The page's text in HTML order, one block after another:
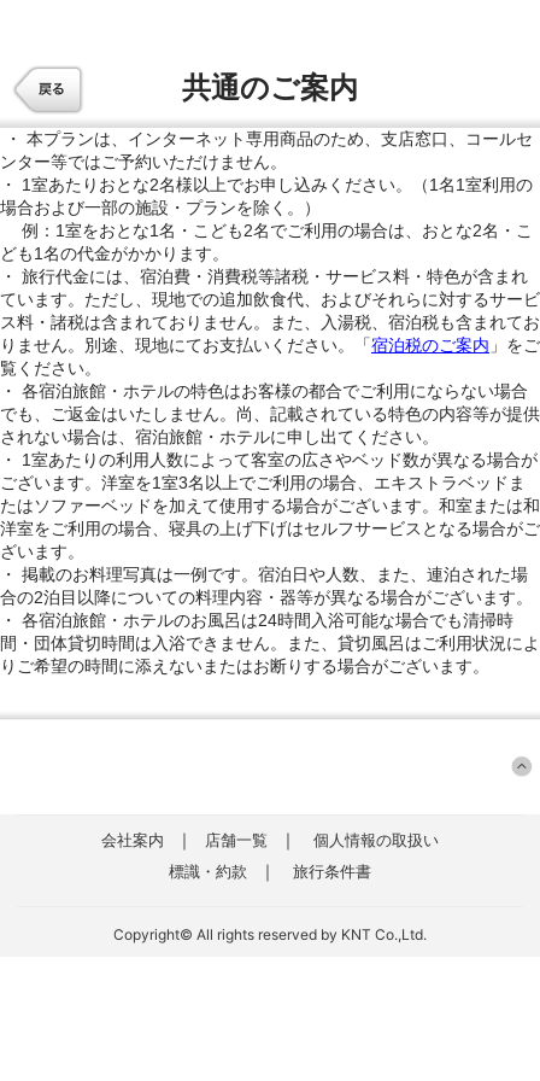
共通のご案内
・ 本プランは、インターネット専用商品のため、支店窓口、コールセ
ンター等ではご予約いただけません。
・ 1室あたりおとな2名様以上でお申し込みください。（1名1室利用の
場合および一部の施設・プランを除く。）
例：1室をおとな1名・こども2名でご利用の場合は、おとな2名・こ
ども1名の代金がかかります。
・ 旅行代金には、宿泊費・消費税等諸税・サービス料・特色が含まれ
ています。ただし、現地での追加飲食代、およびそれらに対するサービ
ス料・諸税は含まれておりません。また、入湯税、宿泊税も含まれてお
りません。別途、現地にてお支払いください。「宿泊税のご案内 」をご
覧ください。
・ 各宿泊旅館・ホテルの特色はお客様の都合でご利用にならない場合
でも、ご返金はいたしません。尚、記載されている特色の内容等が提供
されない場合は、宿泊旅館・ホテルに申し出てください。
・ 1室あたりの利用人数によって客室の広さやベッド数が異なる場合が
ございます。洋室を1室3名以上でご利用の場合、エキストラベッドま
たはソファーベッドを加えて使用する場合がございます。和室または和
洋室をご利用の場合、寝具の上げ下げはセルフサービスとなる場合がご
ざいます。
・ 掲載のお料理写真は一例です。宿泊日や人数、また、連泊された場
合の2泊目以降についての料理内容・器等が異なる場合がございます。
・ 各宿泊旅館・ホテルのお風呂は24時間入浴可能な場合でも清掃時
間・団体貸切時間は入浴できません。また、貸切風呂はご利用状況によ
りご希望の時間に添えないまたはお断りする場合がございます。
会社案内 ｜ 店舗一覧 ｜
個人情報の取扱い
標識・約款
｜ 旅行条件書
Copyright© All rights reserved by KNT Co.,Ltd.